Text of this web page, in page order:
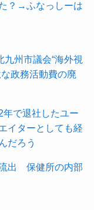
？→ふなっしーは
州市議会“海外視
政務活動費の廃
で退社したユー
イターとしても経
だろう
出 保健所の内部